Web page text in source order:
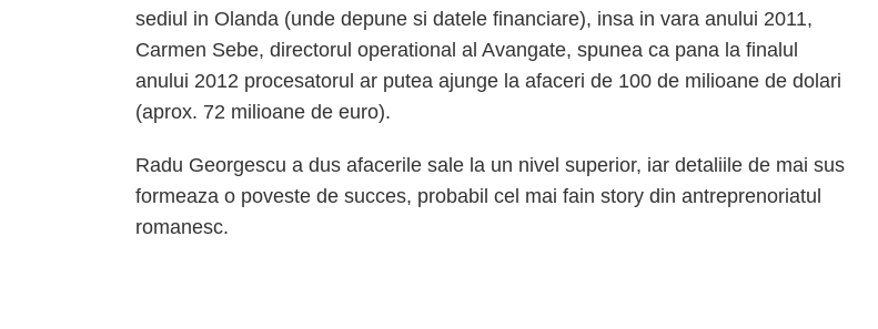
sediul in Olanda (unde depune si datele financiare), insa in vara anului 2011,
Carmen Sebe, directorul operational al Avangate, spunea ca pana la finalul
anului 2012 procesatorul ar putea ajunge la afaceri de 100 de milioane de dolari
(aprox. 72 milioane de euro).
Radu Georgescu a dus afacerile sale la un nivel superior, iar detaliile de mai sus
formeaza o poveste de succes, probabil cel mai fain story din antreprenoriatul
romanesc.